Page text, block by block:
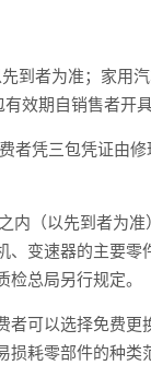
到者为准；家用
效期自销售者开
者凭三包凭证由
内（以先到者为
变速器的主要零
总局另行规定。
可以选择免费更
耗零部件的种